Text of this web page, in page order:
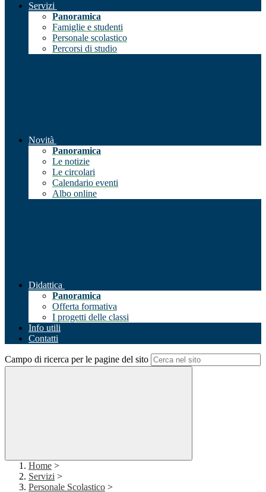
Servizi
Panoramica
Famiglie e studenti
Personale scolastico
Percorsi di studio
Novità
Panoramica
Le notizie
Le circolari
Calendario eventi
Albo online
Didattica
Panoramica
Offerta formativa
I progetti delle classi
Info utili
Contatti
Campo di ricerca per le pagine del sito
Home >
Servizi >
Personale Scolastico >